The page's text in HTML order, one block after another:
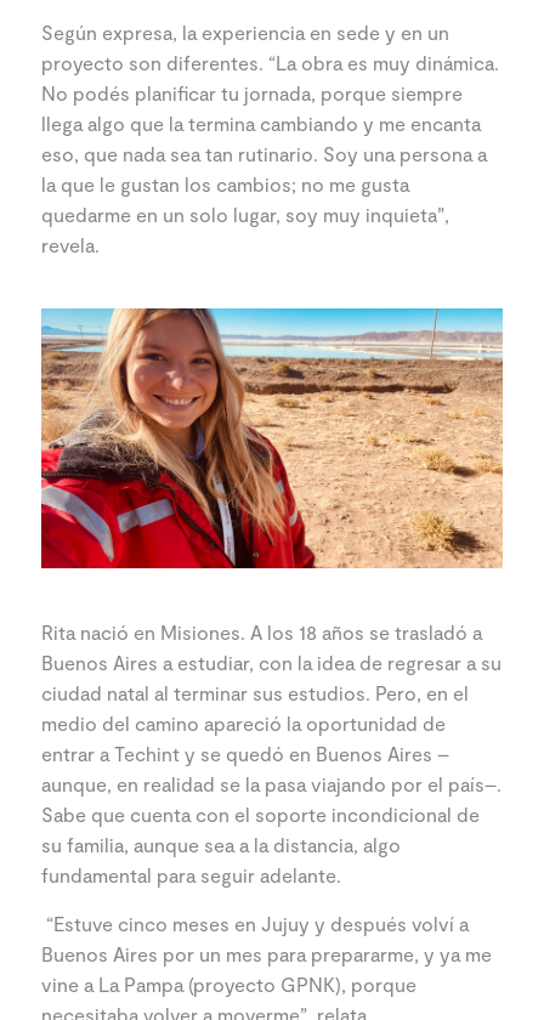
Según expresa, la experiencia en sede y en un
proyecto son diferentes. “La obra es muy dinámica.
No podés planificar tu jornada, porque siempre
llega algo que la termina cambiando y me encanta
eso, que nada sea tan rutinario. Soy una persona a
la que le gustan los cambios; no me gusta
quedarme en un solo lugar, soy muy inquieta”,
revela.
Rita nació en Misiones. A los 18 años se trasladó a
Buenos Aires a estudiar, con la idea de regresar a su
ciudad natal al terminar sus estudios. Pero, en el
medio del camino apareció la oportunidad de
entrar a Techint y se quedó en Buenos Aires –
aunque, en realidad se la pasa viajando por el país–.
Sabe que cuenta con el soporte incondicional de
su familia, aunque sea a la distancia, algo
fundamental para seguir adelante.
“Estuve cinco meses en Jujuy y después volví a
Buenos Aires por un mes para prepararme, y ya me
vine a La Pampa (proyecto GPNK), porque
necesitaba volver a moverme”, relata.